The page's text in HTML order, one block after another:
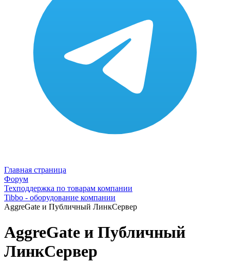
Главная страница
Форум
Техподдержка по товарам компании
Tibbo - оборудование компании
AggreGate и Публичный ЛинкСервер
AggreGate и Публичный
ЛинкСервер